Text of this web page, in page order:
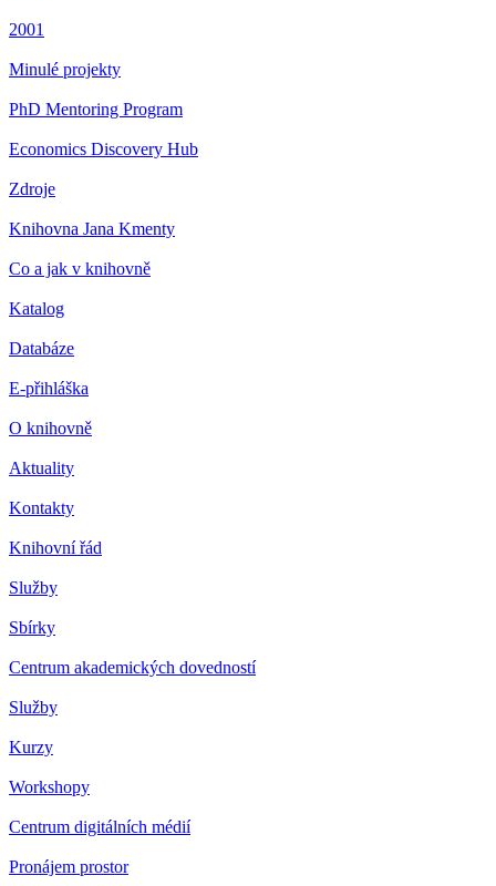
2001
Minulé projekty
PhD Mentoring Program
Economics Discovery Hub
Zdroje
Knihovna Jana Kmenty
Co a jak v knihovně
Katalog
Databáze
E-přihláška
O knihovně
Aktuality
Kontakty
Knihovní řád
Služby
Sbírky
Centrum akademických dovedností
Služby
Kurzy
Workshopy
Centrum digitálních médií
Pronájem prostor